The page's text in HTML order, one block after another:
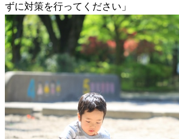
ずに対策を行ってください」